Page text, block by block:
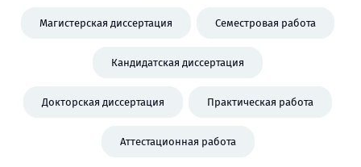
Магистерская диссертация Семестровая работа
Кандидатская диссертация
Докторская диссертация Практическая работа
Аттестационная работа